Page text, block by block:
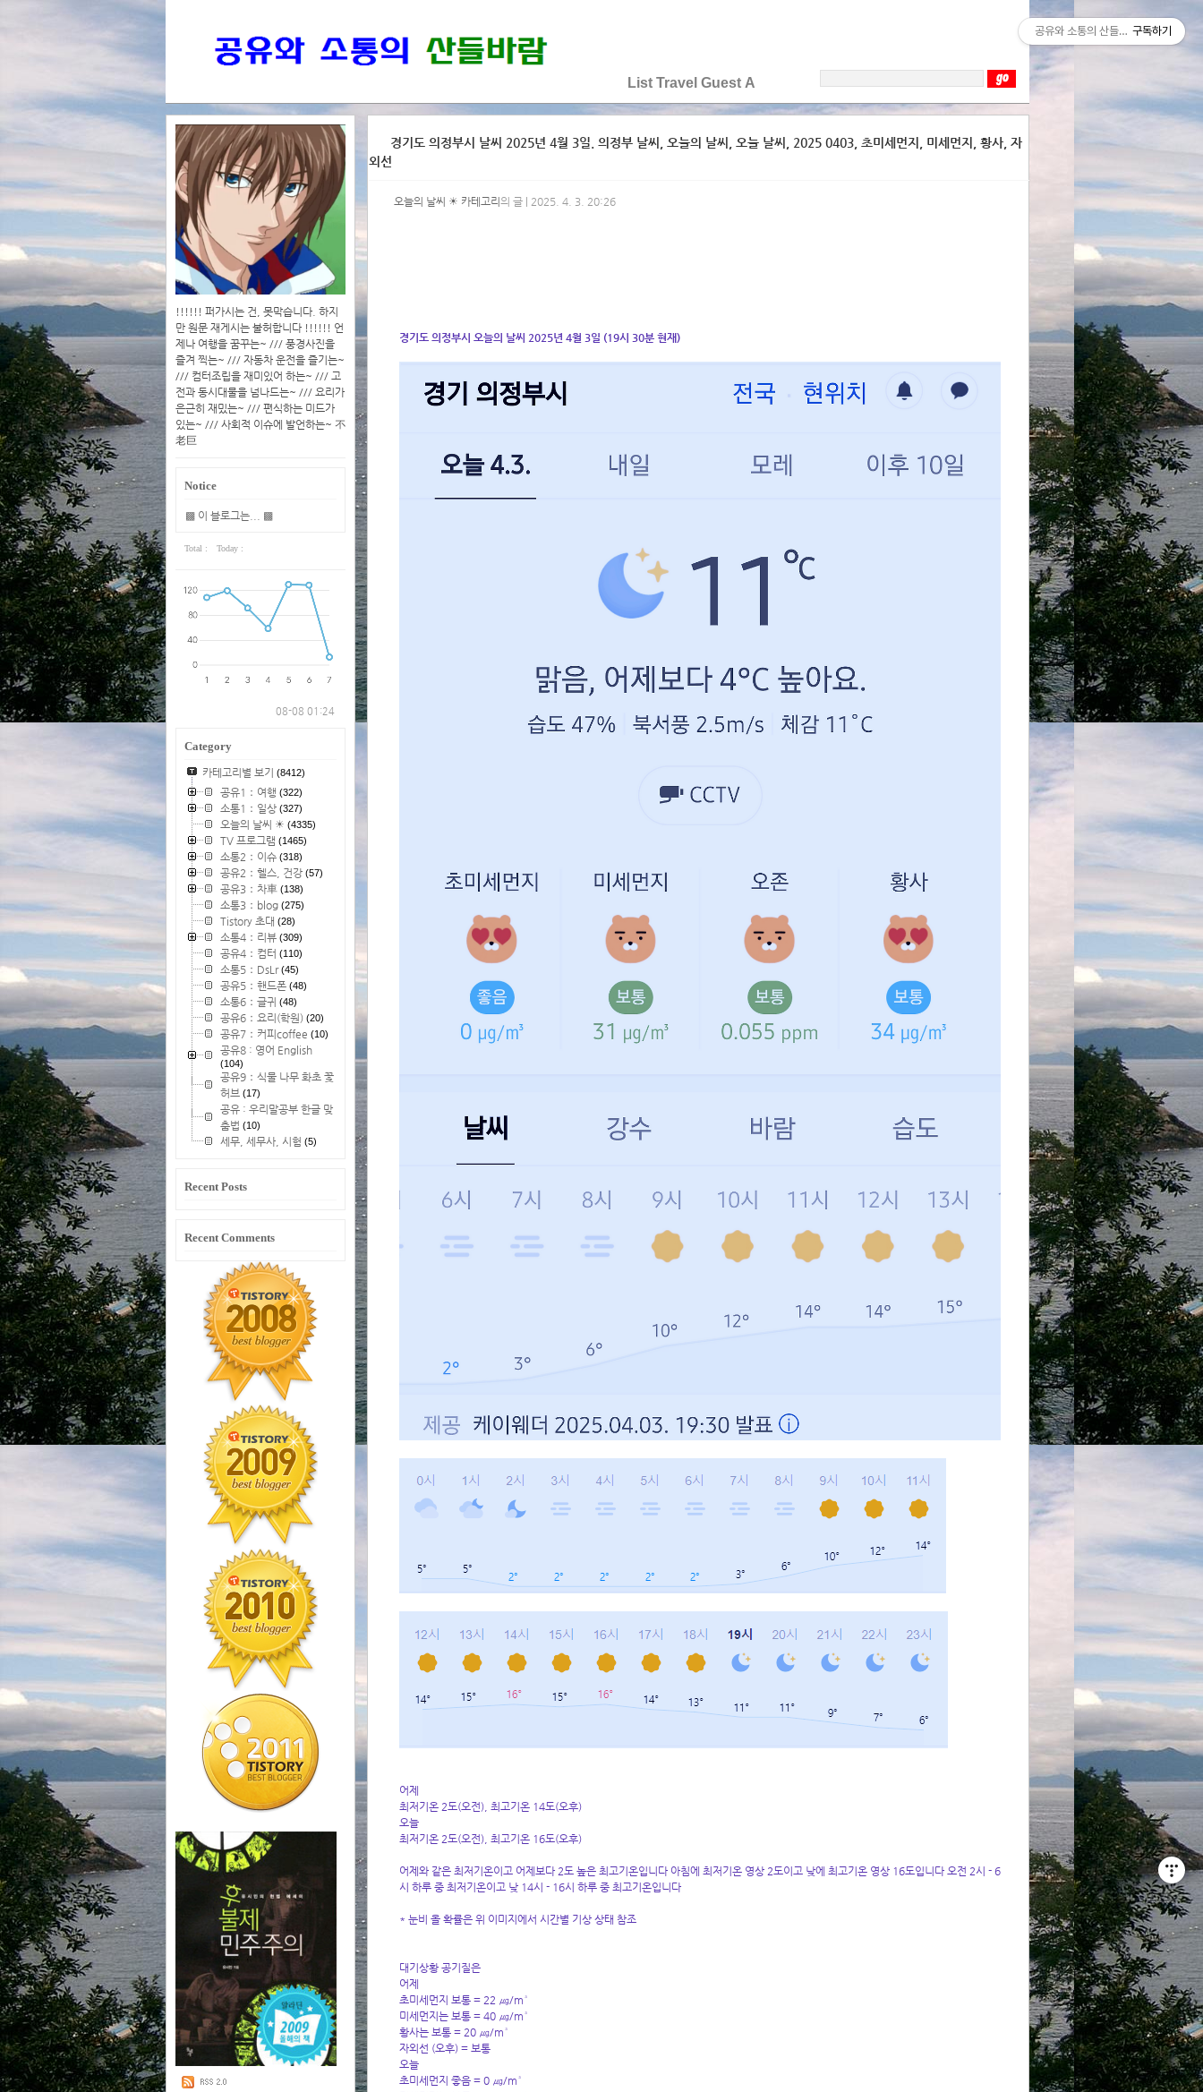
List Travel Guest A
!!!!!! 퍼가시는 건, 못막습니다. 하지
만 원문 재게시는 불허합니다 !!!!!! 언
제나 여행을 꿈꾸는~ /// 풍경사진을
즐겨 찍는~ /// 자동차 운전을 즐기는~
/// 컴터조립을 재미있어 하는~ /// 고
전과 동시대물을 넘나드는~ /// 요리가
은근히 재밌는~ /// 편식하는 미드가
있는~ /// 사회적 이슈에 발언하는~ 不
老巨
Notice
▩ 이 블로그는... ▩
Total : Today :
08-08 01:24
Category
카테고리별 보기 (8412)
공유1：여행 (322)
소통1：일상(327)
오늘의 날씨 ☀ (4335)
TV 프로그램 (1465)
소통2：이슈(318)
공유2：헬스, 건강(57)
공유3：차車(138)
소통3：blog(275)
Tistory 초대 (28)
소통4：리뷰(309)
공유4：컴터 (110)
소통5：DsLr(45)
공유5：핸드폰(48)
소통6：글귀 (48)
공유6：요리(학원)(20)
공유7：커피coffee (10)
공유8 : 영어 English
(104)
공유9：식물 나무 화초 꽃
허브 (17)
공유 : 우리말공부 한글 맞
춤법 (10)
세무, 세무사, 시험 (5)
Recent Posts
Recent Comments
경기도 의정부시 날씨 2025년 4월 3일. 의정부 날씨, 오늘의 날씨, 오늘 날씨, 2025 0403, 초미세먼지, 미세먼지, 황사, 자
외선
오늘의 날씨 ☀ 카테고리 의 글 | 2025. 4. 3. 20:26
경기도 의정부시 오늘의 날씨 2025년 4월 3일 (19시 30분 현재)
어제
최저기온 2도(오전), 최고기온 14도(오후)
오늘
최저기온 2도(오전), 최고기온 16도(오후)
어제와 같은 최저기온이고 어제보다 2도 높은 최고기온입니다 아침에 최저기온 영상 2도이고 낮에 최고기온 영상 16도입니다 오전 2시 - 6
시 하루 중 최저기온이고 낮 14시 - 16시 하루 중 최고기온입니다
* 눈비 올 확률은 위 이미지에서 시간별 기상 상태 참조
대기상황 공기질은
어제
초미세먼지 보통 = 22 ㎍/m³
미세먼지는 보통 = 40 ㎍/m³
황사는 보통 = 20 ㎍/m³
자외선 (오후) = 보통
오늘
초미세먼지 좋음 = 0 ㎍/m³
공유와 소통의 산들바람구독하기